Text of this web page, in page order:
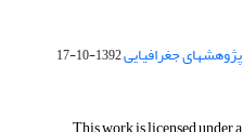
1392-10-17